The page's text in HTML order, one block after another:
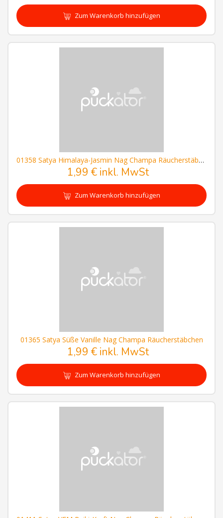
Zum Warenkorb hinzufügen
01358 Satya Himalaya-Jasmin Nag Champa Räucherstäbchen
1,99 € inkl. MwSt
Zum Warenkorb hinzufügen
01365 Satya Süße Vanille Nag Champa Räucherstäbchen
1,99 € inkl. MwSt
Zum Warenkorb hinzufügen